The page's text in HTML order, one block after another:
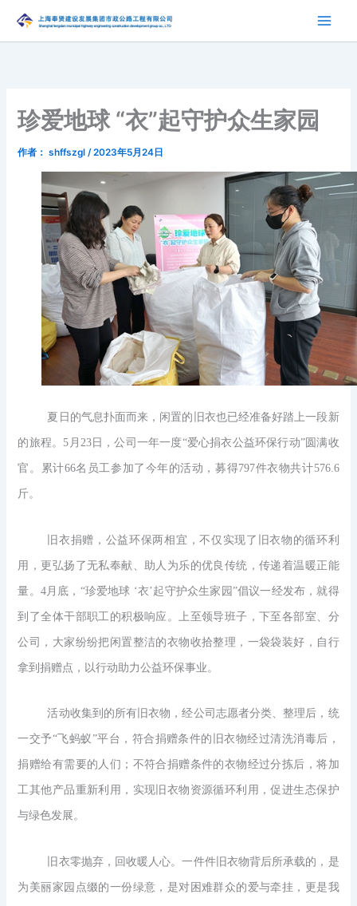
内
珍爱地球 “衣”起守护众生家园
作者： shffszgl/2023年5月24日
夏日的气息扑面而来，闲置的旧衣也已经准备好踏上一段新
的旅程。5月23日，公司一年一度“爱心捐衣公益环保行动”圆满收
官。累计66名员工参加了今年的活动，募得797件衣物共计576.6
斤。
旧衣捐赠，公益环保两相宜，不仅实现了旧衣物的循环利
用，更弘扬了无私奉献、助人为乐的优良传统，传递着温暖正能
量。4月底，“珍爱地球 ‘衣’ 起守护众生家园”倡议一经发布，就得
到了全体干部职工的积极响应。上至领导班子，下至各部室、分
公司，大家纷纷把闲置整洁的衣物收拾整理，一袋袋装好，自行
拿到捐赠点，以行动助力公益环保事业。
活动收集到的所有旧衣物，经公司志愿者分类、整理后，统
一交予“飞蚂蚁”平台， 符合捐赠条件的旧衣物经过清洗消毒后，
捐赠给有需要的人们；不符合捐赠条件的衣物经过分拣后，将加
工其他产品重新利用，实现旧衣物资源循环利用，促进生态保护
与绿色发展。
旧衣零抛弃，回收暖人心。一件件旧衣物背后所承载的，是
为美丽家园点缀的一份绿意，是对困难群众的爱与牵挂，更是我